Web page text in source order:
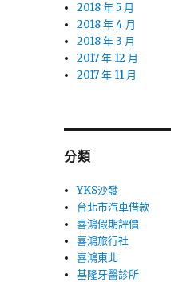
2018 年 5 月
2018 年 4 月
2018 年 3 月
2017 年 12 月
2017 年 11 月
分類
YKS沙發
台北市汽車借款
喜鴻假期評價
喜鴻旅行社
喜鴻東北
基隆牙醫診所